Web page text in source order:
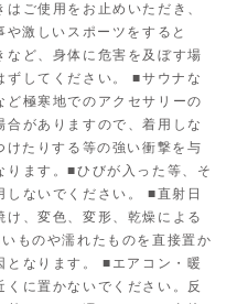
ご使用をお止めいただき、
激しいスポーツをすると
など、身体に危害を及ぼす場
ずしてください。 ■サウナな
ど極寒地でのアクセサリーの
がありますので、着用しな
たりする等の強い衝撃を与
ります。■ひびが入った等、そ
ないでください。 ■直射日
、変色、変形、乾燥による
ものや濡れたものを直接置か
となります。 ■エアコン・暖
に置かないでください。反